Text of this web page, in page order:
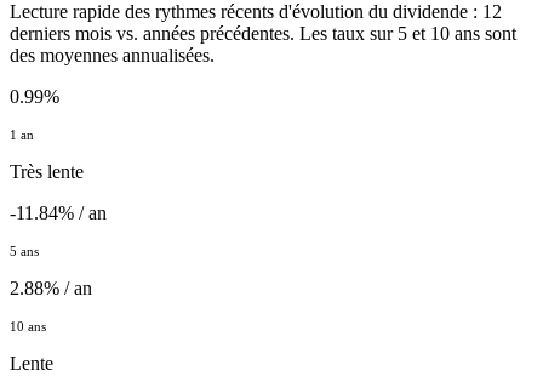
Lecture rapide des rythmes récents d'évolution du dividende : 12
derniers mois vs. années précédentes. Les taux sur 5 et 10 ans sont
des moyennes annualisées.
0.99%
1 an
Très lente
-11.84% / an
5 ans
2.88% / an
10 ans
Lente